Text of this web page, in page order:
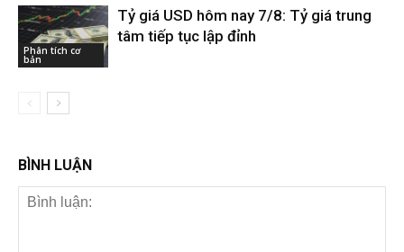
Phân tích cơ
bản
Tỷ giá USD hôm nay 7/8: Tỷ giá trung
tâm tiếp tục lập đỉnh
BÌNH LUẬN